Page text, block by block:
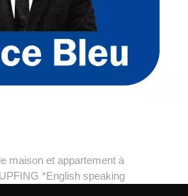
maison et appartement à
*English speaking